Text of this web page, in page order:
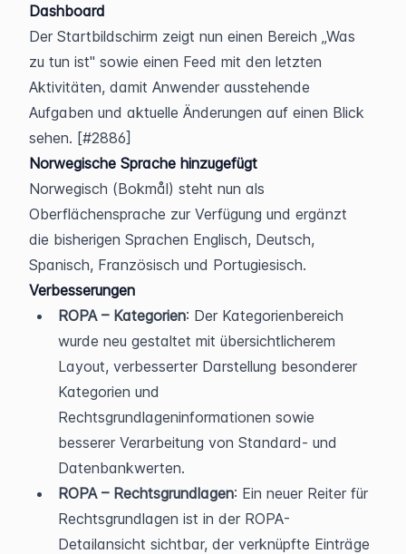
Dashboard
Der Startbildschirm zeigt nun einen Bereich „Was
zu tun ist" sowie einen Feed mit den letzten
Aktivitäten, damit Anwender ausstehende
Aufgaben und aktuelle Änderungen auf einen Blick
sehen. [#2886]
Norwegische Sprache hinzugefügt
Norwegisch (Bokmål) steht nun als
Oberflächensprache zur Verfügung und ergänzt
die bisherigen Sprachen Englisch, Deutsch,
Spanisch, Französisch und Portugiesisch.
Verbesserungen
ROPA – Kategorien: Der Kategorienbereich
wurde neu gestaltet mit übersichtlicherem
Layout, verbesserter Darstellung besonderer
Kategorien und
Rechtsgrundlageninformationen sowie
besserer Verarbeitung von Standard- und
Datenbankwerten.
ROPA – Rechtsgrundlagen: Ein neuer Reiter für
Rechtsgrundlagen ist in der ROPA-
Detailansicht sichtbar, der verknüpfte Einträge